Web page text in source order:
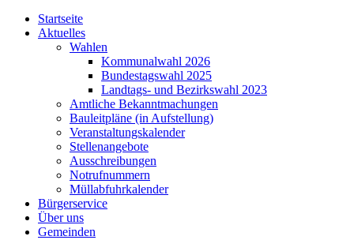
Startseite
Aktuelles
Wahlen
Kommunalwahl 2026
Bundestagswahl 2025
Landtags- und Bezirkswahl 2023
Amtliche Bekanntmachungen
Bauleitpläne (in Aufstellung)
Veranstaltungskalender
Stellenangebote
Ausschreibungen
Notrufnummern
Müllabfuhrkalender
Bürgerservice
Über uns
Gemeinden